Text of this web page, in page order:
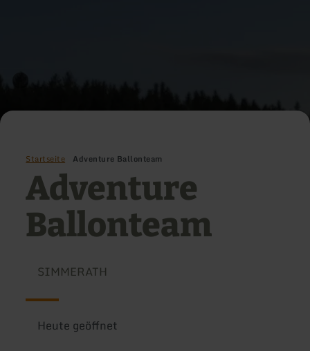
Startseite Adventure Ballonteam
Adventure
Ballonteam
SIMMERATH
Heute geöffnet